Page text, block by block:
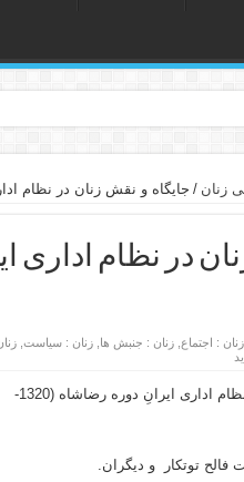
زنان / جایگاه و نقش زنان در نظام اداری
در نظام اداری
,زنان : اجتماع ,زنان : جنبش ها ,زنان : سیاست ,
عنوان: جایگاه و نقش زنان در نظام اداری ایرانِ دوره رضاشاه (1320-
فالح توتکار و دیگران.